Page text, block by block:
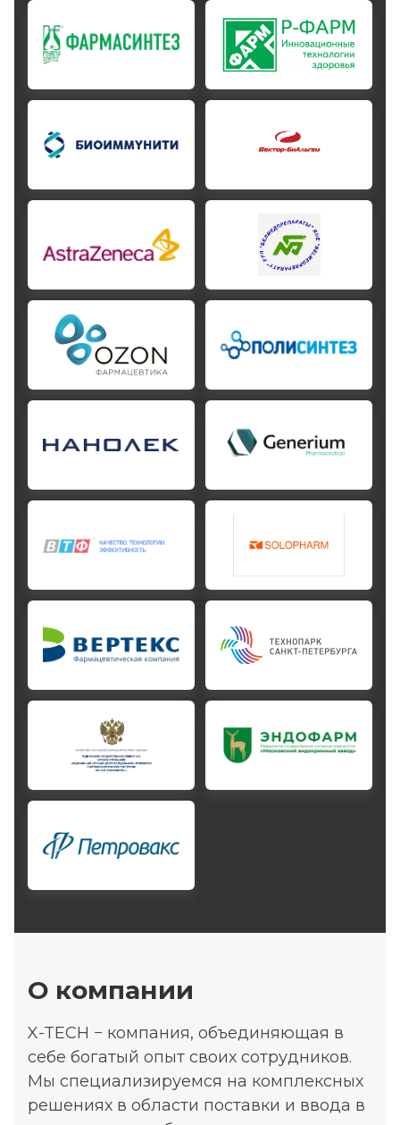
О компании
X-TECH − компания, объединяющая в
себе богатый опыт своих сотрудников.
Мы специализируемся на комплексных
решениях в области поставки и ввода в